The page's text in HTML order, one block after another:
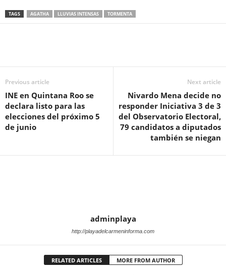
TAGS AGATHA LLUVIAS INTENSAS TORMENTA
Previous article
INE en Quintana Roo se
declara listo para las
elecciones del próximo 5
de junio
Next article
Nivardo Mena decide no
responder Iniciativa 3 de 3
del Observatorio Electoral,
79 candidatos a diputados
también se niegan
adminplaya
http://playadelcarmeninforma.com
RELATED ARTICLES MORE FROM AUTHOR